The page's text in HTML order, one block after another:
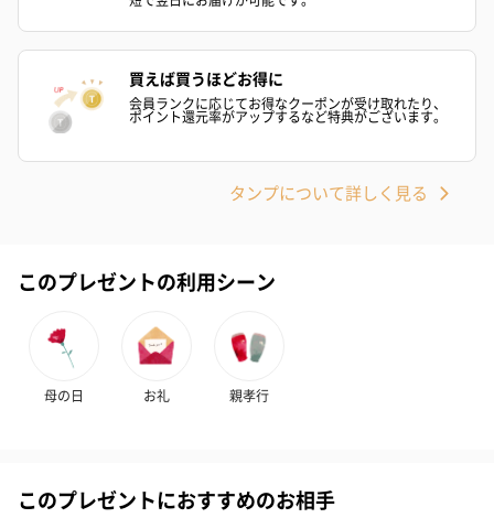
お酒
お酒を同梱してお届けいたします。
※20歳未満の方への酒類の販売はいたしません。
プレミアムビール イネ
酔鯨 純米吟醸 吟麗
買えば買うほどお得に
会員ランクに応じてお得なクーポンが受け取れたり、
ポイント還元率がアップするなど特典がございます。
タンプについて詳しく見る
このプレゼントの利用シーン
母の日 お礼 親孝行
このプレゼントにおすすめのお相手